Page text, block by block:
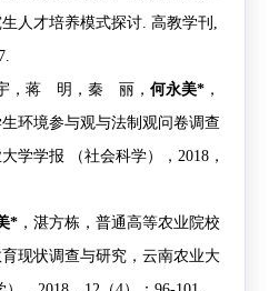
人才培养模式探讨. 高教学刊
，蒋 明，秦 丽， 何永美*，
环境参与观与法制观问卷调查
学学报
（社会科学）， 2018，
*，湛方栋，普通高等农业院校
现状调查与研究，云南农业大